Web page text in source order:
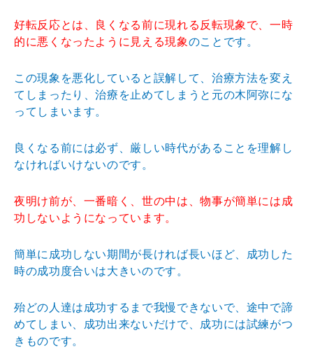
好転反応とは、良くなる前に現れる反転現象で、一時
的に悪くなったように見える現象のことです。
この現象を悪化していると誤解して、治療方法を変え
てしまったり、治療を止めてしまうと元の木阿弥にな
ってしまいます。
良くなる前には必ず、厳しい時代があることを理解し
なければいけないのです。
夜明け前が、一番暗く、世の中は、物事が簡単には成
功しないようになっています。
簡単に成功しない期間が長ければ長いほど、成功した
時の成功度合いは大きいのです。
殆どの人達は成功するまで我慢できないで、途中で諦
めてしまい、成功出来ないだけで、成功には試練がつ
きものです。